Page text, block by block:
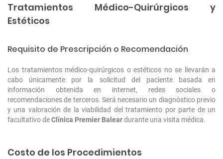
Tratamientos Médico-Quirúrgicos y
Estéticos
Requisito de Prescripción o Recomendación
Los tratamientos médico-quirúrgicos o estéticos no se llevarán a
cabo únicamente por la solicitud del paciente basada en
información obtenida en internet, redes sociales o
recomendaciones de terceros. Será necesario un diagnóstico previo
y una valoración de la viabilidad del tratamiento por parte de un
facultativo deClínica Premier Baleardurante una visita médica.
Costo de los Procedimientos